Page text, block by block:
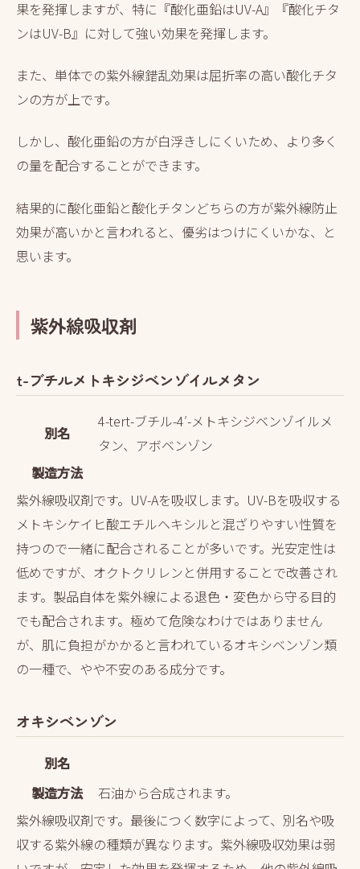
果を発揮しますが、特に『酸化亜鉛はUV-A』『酸化チタ
ンはUV-B』に対して強い効果を発揮します。
また、単体での紫外線錯乱効果は屈折率の高い酸化チタ
ンの方が上です。
しかし、酸化亜鉛の方が白浮きしにくいため、より多く
の量を配合することができます。
結果的に酸化亜鉛と酸化チタンどちらの方が紫外線防止
効果が高いかと言われると、優劣はつけにくいかな、と
思います。
紫外線吸収剤
t-ブチルメトキシジベンゾイルメタン
別名
4-tert-ブチル-4′-メトキシジベンゾイルメ
タン、アボベンゾン
製造方法
紫外線吸収剤です。UV-Aを吸収します。UV-Bを吸収する
メトキシケイヒ酸エチルヘキシルと混ざりやすい性質を
持つので一緒に配合されることが多いです。光安定性は
低めですが、オクトクリレンと併用することで改善され
ます。製品自体を紫外線による退色・変色から守る目的
でも配合されます。極めて危険なわけではありません
が、肌に負担がかかると言われているオキシベンゾン類
の一種で、やや不安のある成分です。
オキシベンゾン
別名
製造方法
石油から合成されます。
紫外線吸収剤です。最後につく数字によって、別名や吸
収する紫外線の種類が異なります。紫外線吸収効果は弱